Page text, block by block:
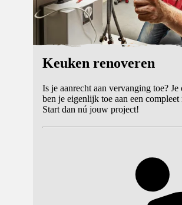
Keuken renoveren
Is je aanrecht aan vervanging toe?
ben je eigenlijk toe aan een
Start dan nú jouw project!